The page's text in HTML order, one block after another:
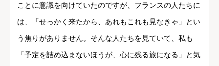
ことに意識を向けていたのですが、フランスの人たちに
は、「せっかく来たから、あれもこれも見なきゃ」とい
う焦りがありません。そんな人たちを見ていて、私も
「予定を詰め込まないほうが、心に残る旅になる」と気